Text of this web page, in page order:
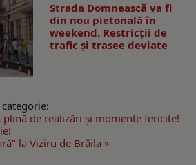
Strada Domnească va fi
din nou pietonală în
weekend. Restricţii de
trafic şi trasee deviate
plină de realizări și momente fericite!
la Viziru de Brăila »